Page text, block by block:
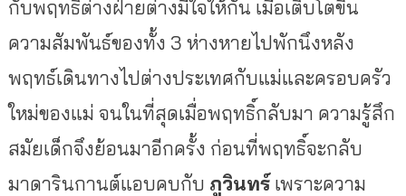
กับพฤทธิ์ต่างฝ่ายต่างมีใจให้กัน เมื่อเติบโตขึ้น
ความสัมพันธ์ของทั้ง 3 ห่างหายไปพักนึงหลัง
พฤทธ์เดินทางไปต่างประเทศกับแม่และครอบครัว
ใหม่ของแม่ จนในที่สุดเมื่อพฤทธิ์กลับมา ความรู้สึก
สมัยเด็กจึงย้อนมาอีกครั้ง ก่อนที่พฤทธิ์จะกลับ
มาดารินกานต์แอบคบกับ ภูวินทร์เพราะความ